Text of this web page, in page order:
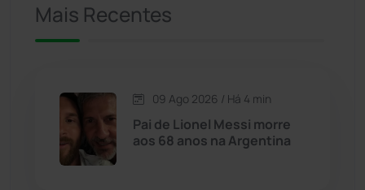
Caetanos
Candiba
Cândido Sales
Mais Recentes
09 Ago 2026 / Há 4 min
Pai de Lionel Messi morre
aos 68 anos na Argentina